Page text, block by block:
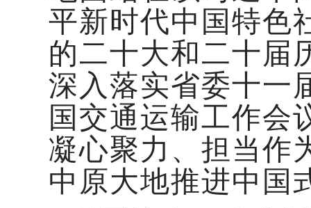
平新时代中国特色
的二十大和二十届
深入落实省委十一
国交通运输工作会
凝心聚力、担当作
中原大地推进中国